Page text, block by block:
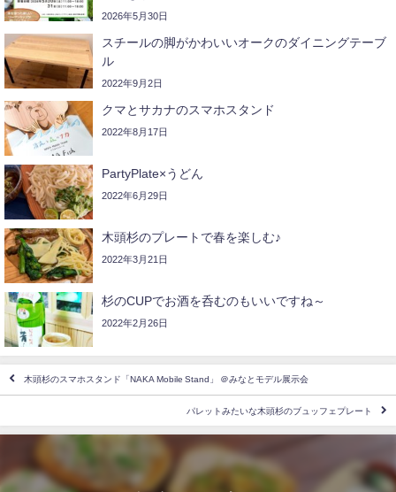
2026年5月30日
スチールの脚がかわいいオークのダイニングテーブ
ル
2022年9月2日
クマとサカナのスマホスタンド
2022年8月17日
PartyPlate×うどん
2022年6月29日
木頭杉のプレートで春を楽しむ♪
2022年3月21日
杉のCUPでお酒を呑むのもいいですね～
2022年2月26日
木頭杉のスマホスタンド「NAKA Mobile Stand」 ＠みなとモデル展示会
パレットみたいな木頭杉のブュッフェプレート